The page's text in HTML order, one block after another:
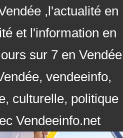
,l'actualité en
et l'information en
sur 7 en Vendée
vendeeinfo,
culturelle, politique
Vendeeinfo.net